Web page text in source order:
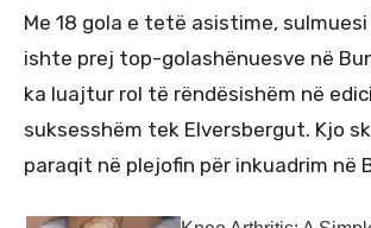
Me 18 gola e tetë asistime, sulmuesi
ishte prej top-golashënuesve në
ka luajtur rol të rëndësishëm në
suksesshëm tek Elversbergut. Kjo
paraqit në plejofin për inkuadrim në